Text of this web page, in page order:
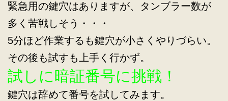
緊急用の鍵穴はありますが、タンブラー数が
多く苦戦しそう・・・
5分ほど作業するも鍵穴が小さくやりづらい。
その後も試すも上手く行かず。
試しに暗証番号に挑戦！
鍵穴は辞めて番号を試してみます。